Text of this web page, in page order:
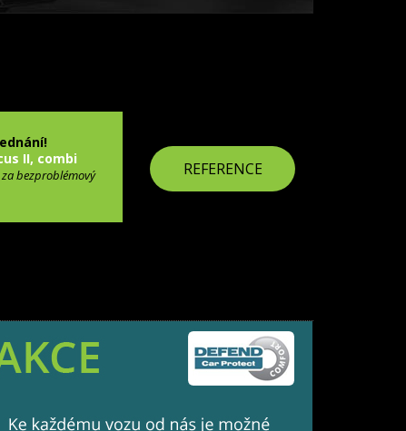
II, combi
za bezproblémový
REFERENCE